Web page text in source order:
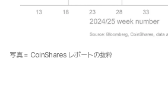
写真 = CoinShares レポートの抜粋